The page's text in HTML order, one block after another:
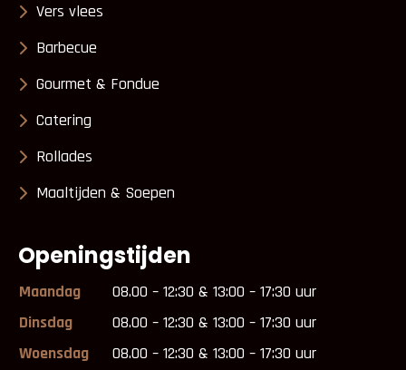
Vers vlees
Barbecue
Gourmet & Fondue
Catering
Rollades
Maaltijden & Soepen
Openingstijden
Maandag
08.00 – 12:30 & 13:00 – 17:30 uur
Dinsdag
08.00 – 12:30 & 13:00 – 17:30 uur
Woensdag
08.00 – 12:30 & 13:00 – 17:30 uur